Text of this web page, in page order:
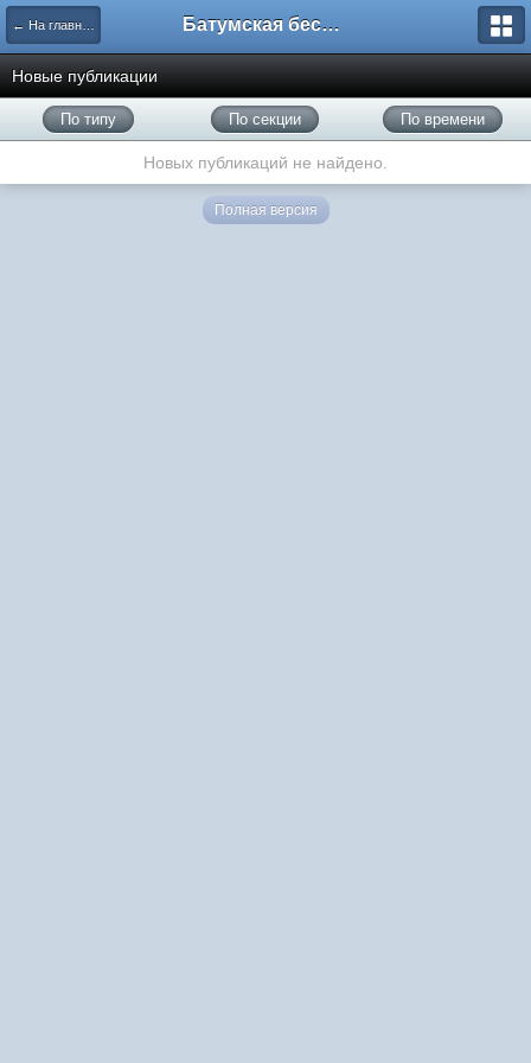
← На главную Батумская беседка
Новые публикации
По типу По секции По времени
Новых публикаций не найдено.
Полная версия